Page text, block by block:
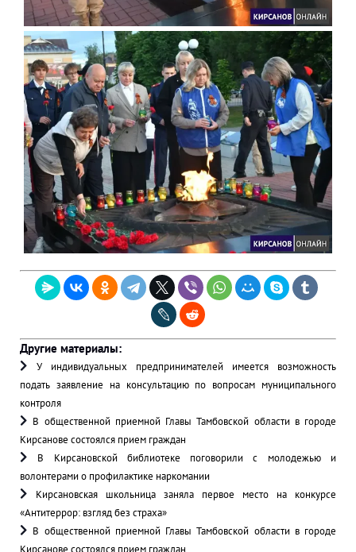
Другие материалы:
У индивидуальных предпринимателей имеется возможность
подать заявление на консультацию по вопросам муниципального
контроля
В общественной приемной Главы Тамбовской области в городе
Кирсанове состоялся прием граждан
В Кирсановской библиотеке поговорили с молодежью и
волонтерами о профилактике наркомании
Кирсановская школьница заняла первое место на конкурсе
«Антитеррор: взгляд без страха»
В общественной приемной Главы Тамбовской области в городе
Кирсанове состоялся прием граждан